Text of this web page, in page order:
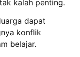
kalah penting.
dapat
konflik
belajar.